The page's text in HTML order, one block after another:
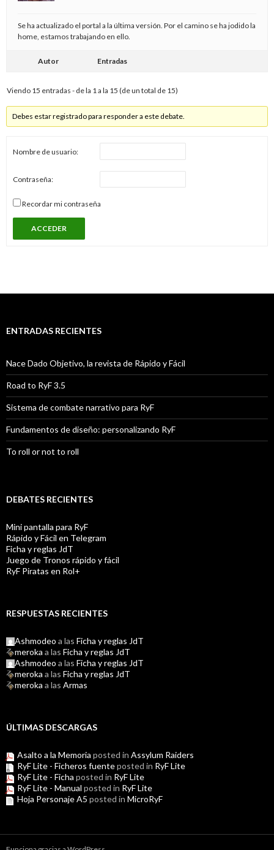
Se ha actualizado el portal a la última versión. Por el camino se ha jodido la
home, estamos trabajando en ello.
Autor Entradas
Viendo 15 entradas - de la 1 a la 15 (de un total de 15)
Debes estar registrado para responder a este debate.
Nombre de usuario:
Contraseña:
Recordar mi contraseña
ACCEDER
ENTRADAS RECIENTES
Nace Dado Objetivo, la revista de Rápido y Fácil
Road to RyF 3.5
Sistema de combate narrativo para RyF
Fundamentos de diseño: personalizando RyF
To roll or not to roll
DEBATES RECIENTES
Mini pantalla para RyF
Rápido y Fácil en Telegram
Ficha y reglas JdT
Juego de Tronos rápido y fácil
RyF Piratas en Rol+
RESPUESTAS RECIENTES
Ashmodeo a las Ficha y reglas JdT
meroka a las Ficha y reglas JdT
Ashmodeo a las Ficha y reglas JdT
meroka a las Ficha y reglas JdT
meroka a las Armas
ÚLTIMAS DESCARGAS
Asalto a la Memoria posted in Assylum Raiders
RyF Lite - Ficheros fuenteposted in RyF Lite
RyF Lite - Ficha posted in RyF Lite
RyF Lite - Manual posted in RyF Lite
Hoja Personaje A5 posted in MicroRyF